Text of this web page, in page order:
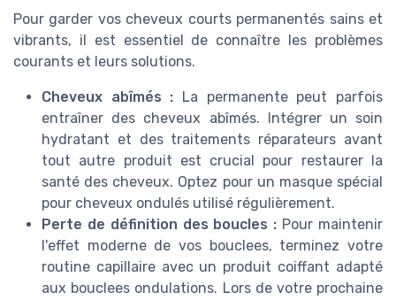
Pour garder vos cheveux courts permanentés sains et
vibrants, il est essentiel de connaître les problèmes
courants et leurs solutions.
Cheveux abîmés : La permanente peut parfois
entraîner des cheveux abîmés. Intégrer un soin
hydratant et des traitements réparateurs avant
tout autre produit est crucial pour restaurer la
santé des cheveux. Optez pour un masque spécial
pour cheveux ondulés utilisé régulièrement.
Perte de définition des boucles : Pour maintenir
l'effet moderne de vos bouclees, terminez votre
routine capillaire avec un produit coiffant adapté
aux bouclees ondulations. Lors de votre prochaine